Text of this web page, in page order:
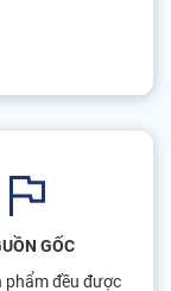
GỐC
phẩm đều được